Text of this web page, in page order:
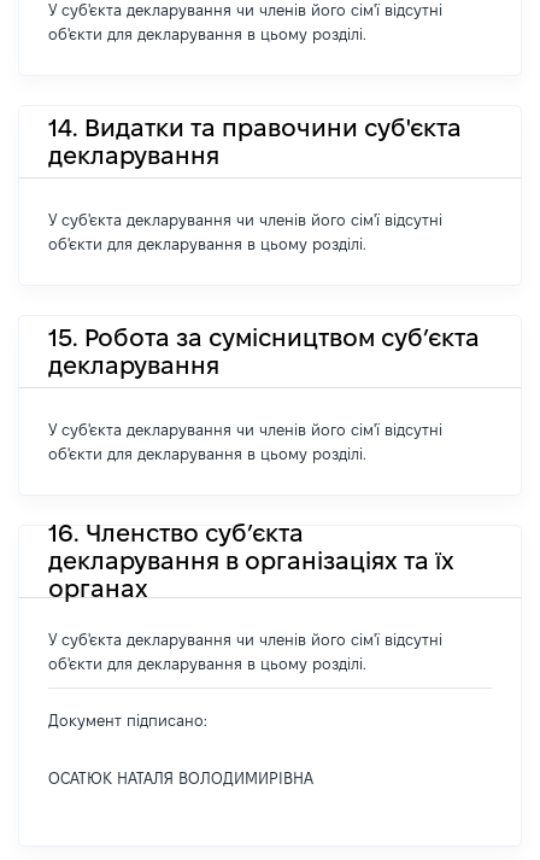
У суб'єкта декларування чи членів його сім'ї відсутні
об'єкти для декларування в цьому розділі.
14. Видатки та правочини суб'єкта
декларування
У суб'єкта декларування чи членів його сім'ї відсутні
об'єкти для декларування в цьому розділі.
15. Робота за сумісництвом суб’єкта
декларування
У суб'єкта декларування чи членів його сім'ї відсутні
об'єкти для декларування в цьому розділі.
16. Членство суб’єкта
декларування в організаціях та їх
органах
У суб'єкта декларування чи членів його сім'ї відсутні
об'єкти для декларування в цьому розділі.
Документ підписано:
ОСАТЮК НАТАЛЯ ВОЛОДИМИРІВНА